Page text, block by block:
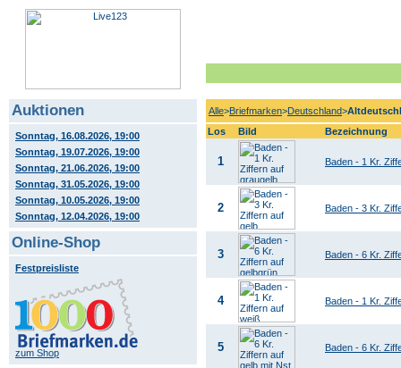
Auktionen
Sonntag, 16.08.2026, 19:00
Sonntag, 19.07.2026, 19:00
Sonntag, 21.06.2026, 19:00
Sonntag, 31.05.2026, 19:00
Sonntag, 10.05.2026, 19:00
Sonntag, 12.04.2026, 19:00
Online-Shop
Festpreisliste
zum Shop
Alle>Briefmarken>Deutschland>
Los
Bild Bezeichnung
1 Baden - 1 Kr.
2 Baden - 3 Kr.
3 Baden - 6 Kr.
4 Baden - 1 Kr.
5 Baden - 6 Kr.